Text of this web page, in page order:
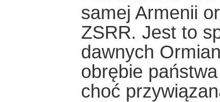
samej Armenii
ZSRR. Jest to
dawnych
obrębie
choć